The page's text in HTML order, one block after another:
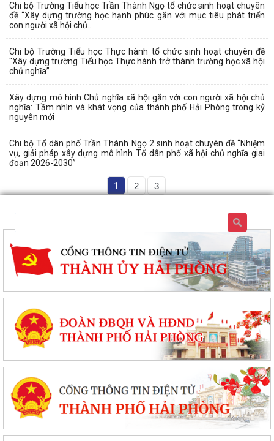
Chi bộ Trường Tiểu học Trần Thành Ngọ tổ chức sinh hoạt chuyên
đề “Xây dựng trường học hạnh phúc gắn với mục tiêu phát triển
con người xã hội chủ...
Chi bộ Trường Tiểu học Thực hành tổ chức sinh hoạt chuyên đề
"Xây dựng trường Tiểu học Thực hành trở thành trường học xã hội
chủ nghĩa”
Xây dựng mô hình Chủ nghĩa xã hội gắn với con người xã hội chủ
nghĩa: Tầm nhìn và khát vọng của thành phố Hải Phòng trong kỷ
nguyên mới
Chi bộ Tổ dân phố Trần Thành Ngọ 2 sinh hoạt chuyên đề “Nhiệm
vụ, giải pháp xây dựng mô hình Tổ dân phố xã hội chủ nghĩa giai
đoạn 2026-2030”
1 2 3